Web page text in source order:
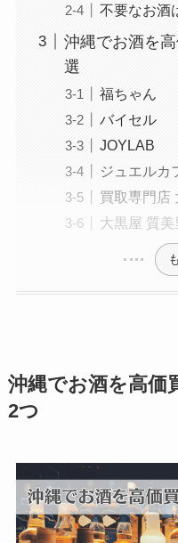
不要なお酒
沖縄でお酒を
選
福ちゃん
バイセル
JOYLAB
ジュエルカ
買取専門店
大黒屋 質美
沖縄でお酒を高価
2つ